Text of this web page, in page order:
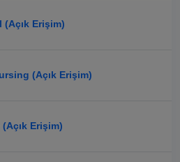
Erişim)
(Açık Erişim)
Erişim)